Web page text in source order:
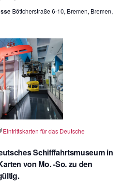
Böttcherstraße 6-10, Bremen, Bremen,
Schifffahrtsmuseum in
von Mo. -So. zu den
Eintrittskarten für das Deutsche